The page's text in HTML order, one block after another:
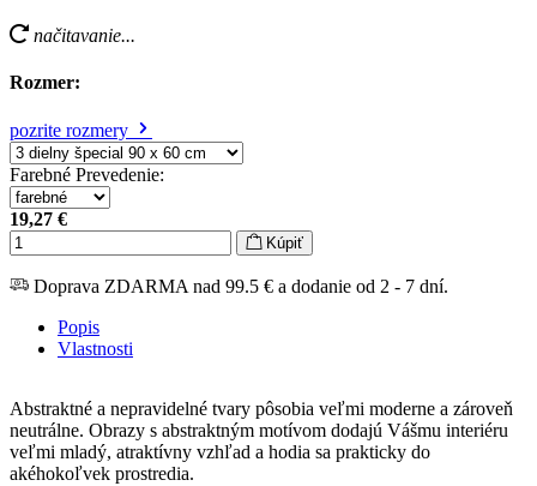
načitavanie...
Rozmer:
pozrite rozmery
Farebné Prevedenie:
19,27 €
Kúpiť
Doprava ZDARMA nad 99.5 € a dodanie od 2 - 7 dní.
Popis
Vlastnosti
Abstraktné a nepravidelné tvary pôsobia veľmi moderne a zároveň
neutrálne. Obrazy s abstraktným motívom dodajú Vášmu interiéru
veľmi mladý, atraktívny vzhľad a hodia sa prakticky do
akéhokoľvek prostredia.